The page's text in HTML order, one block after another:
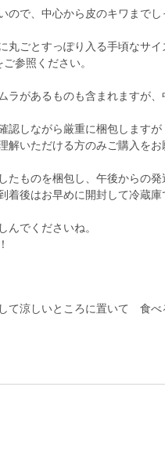
で、中心から皮のキワまでし
丸ごとすっぽり入る手頃なサ
参照ください。
ラがあるものも含まれますが、
認しながら厳重に梱包します
解いただける方のみご購入をお
たものを梱包し、午後からの発
着後はお早めに開封して冷蔵庫
んでくださいね。
て涼しいところに置いて 食